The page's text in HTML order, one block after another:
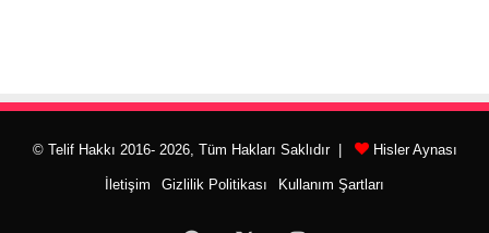
© Telif Hakkı 2016- 2026, Tüm Hakları Saklıdır | Hisler Aynası
İletişim Gizlilik Politikası Kullanım Şartları